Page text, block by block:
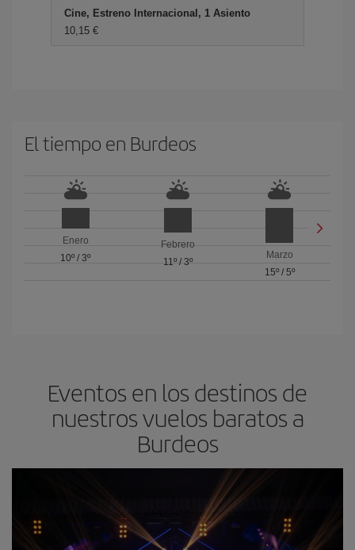
Cine, Estreno Internacional, 1 Asiento
10,15 €
El tiempo en Burdeos
Enero
10º /3º
Febrero
11º/ 3º
Marzo
15º/ 5º
Eventos en los destinos de
nuestros vuelos baratos a
Burdeos